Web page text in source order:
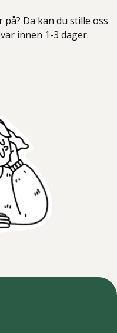
Da kan du stille oss
innen 1-3 dager.